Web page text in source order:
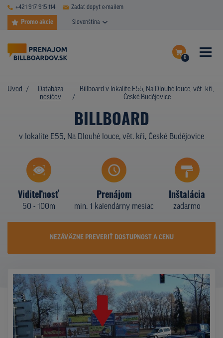
+421 917 915 114 Zadať dopyt e-mailem
Promo akcie Slovenština
0
Dokončiť dopyt
DATABÁZA NOSIČOV
PLOCHY V AKCII
CENY
TYPY NOSIČOV
KTO SME
KONTAKTY
Úvod
Databáza
nosičov
Billboard v lokalite E55, Na Dlouhé louce, vět. kři,
České Budějovice
BILLBOARD
v lokalite E55, Na Dlouhé louce, vět. kři, České Budějovice
Viditeľnosť
50 - 100m
Prenájom
min. 1 kalendárny mesiac
Inštalácia
zadarmo
NEZÁVÄZNE PREVERIŤ DOSTUPNOST A CENU